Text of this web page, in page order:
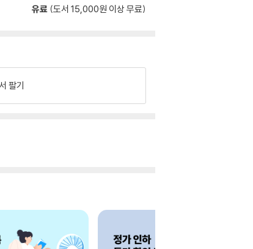
유료 (도서 15,000원 이상 무료)
팔기